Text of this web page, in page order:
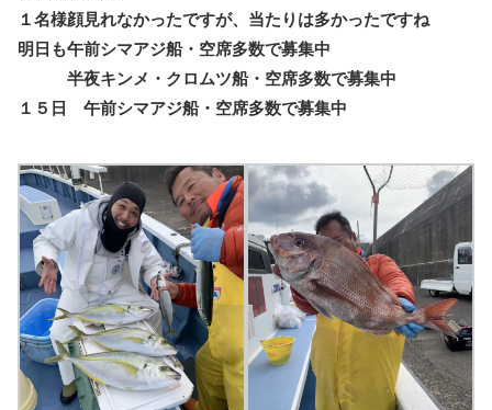
１名様顔見れなかったですが、当たりは多かったですね
明日も午前シマアジ船・空席多数で募集中
半夜キンメ・クロムツ船・空席多数で募集中
１５日 午前シマアジ船・空席多数で募集中